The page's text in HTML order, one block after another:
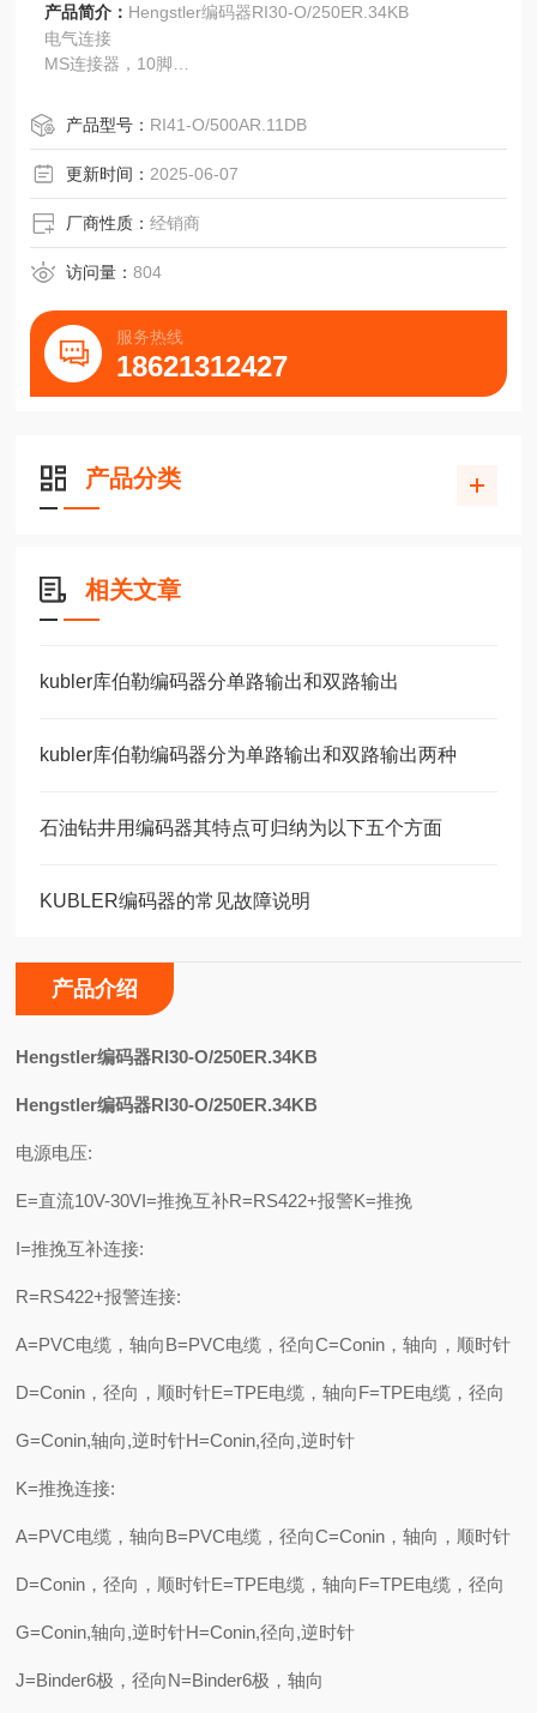
产品简介： Hengstler编码器RI30-O/250ER.34KB
电气连接
MS连接器，10脚
(连接代码O和K)
推挽推挽
1/A通道A通道A通道A
2/B通道B通道B通道B
3/C通道N通道N通道N
4/D直流5/10~30V直流10~30V直流10~30V
5/E报警报警报警
产品型号： RI41-O/500AR.11DB
更新时间： 2025-06-07
厂商性质：经销商
访问量：804
服务热线
18621312427
产品分类
相关文章
kubler库伯勒编码器分单路输出和双路输出
kubler库伯勒编码器分为单路输出和双路输出两种
石油钻井用编码器其特点可归纳为以下五个方面
KUBLER编码器的常见故障说明
产品介绍
Hengstler编码器RI30-O/250ER.34KB
Hengstler编码器RI30-O/250ER.34KB
电源电压:
E=直流10V-30VI=推挽互补R=RS422+报警K=推挽
I=推挽互补连接:
R=RS422+报警连接:
A=PVC电缆，轴向B=PVC电缆，径向C=Conin，轴向，顺时针
D=Conin，径向，顺时针E=TPE电缆，轴向F=TPE电缆，径向
G=Conin,轴向,逆时针H=Conin,径向,逆时针
K=推挽连接:
A=PVC电缆，轴向B=PVC电缆，径向C=Conin，轴向，顺时针
D=Conin，径向，顺时针E=TPE电缆，轴向F=TPE电缆，径向
G=Conin,轴向,逆时针H=Conin,径向,逆时针
J=Binder6极，径向N=Binder6极，轴向